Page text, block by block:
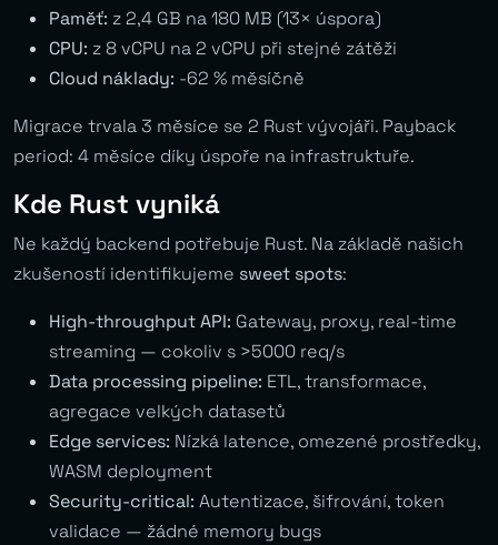
Paměť: z 2,4 GB na 180 MB (13× úspora)
CPU: z 8 vCPU na 2 vCPU při stejné zátěži
Cloud náklady: -62 % měsíčně
Migrace trvala 3 měsíce se 2 Rust vývojáři. Payback
period: 4 měsíce díky úspoře na infrastruktuře.
Kde Rust vyniká
Ne každý backend potřebuje Rust. Na základě našich
zkušeností identifikujeme sweet spots:
High-throughput API: Gateway, proxy, real-time
streaming — cokoliv s >5000 req/s
Data processing pipeline: ETL, transformace,
agregace velkých datasetů
Edge services: Nízká latence, omezené prostředky,
WASM deployment
Security-critical: Autentizace, šifrování, token
validace — žádné memory bugs